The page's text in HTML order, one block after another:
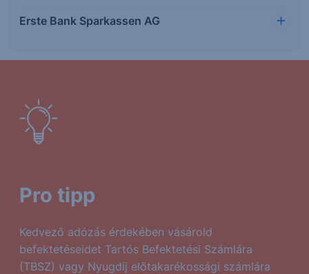
Erste Bank Sparkassen AG
Pro tipp
Kedvező adózás érdekében vásárold
befektetéseidet Tartós Befektetési Számlára
(TBSZ) vagy Nyugdíj előtakarékossági számlára